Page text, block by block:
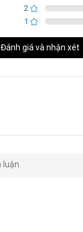
2
1
Đánh giá và nhận xét